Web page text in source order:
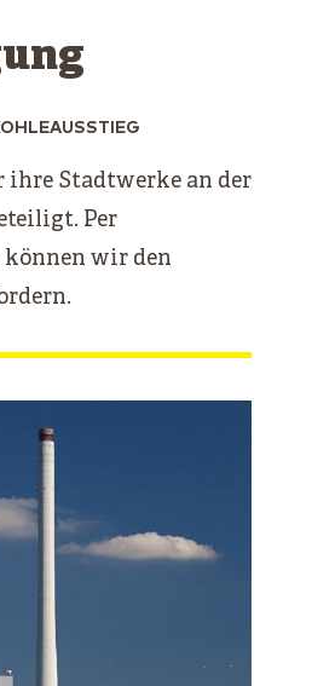
ihre Stadtwerke an der
Per
können wir den